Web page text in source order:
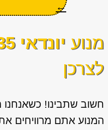
←
מנוע יונדאי IX35
לצרכן
חשוב שתבינו! כשאנחנו
המנוע אתם מרוויחים